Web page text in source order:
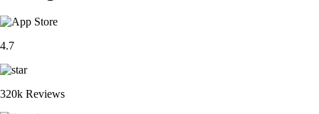
4.7
320k Reviews